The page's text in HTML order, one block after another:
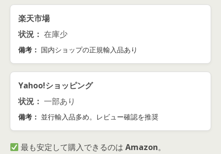
楽天市場
状況： 在庫少
備考： 国内ショップの正規輸入品あり
Yahoo!ショッピング
状況： 一部あり
備考： 並行輸入品多め。レビュー確認を推奨
最も安定して購入できるのはAmazon。